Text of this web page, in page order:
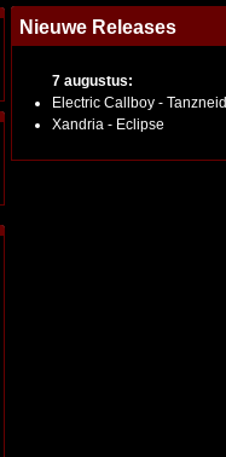
Nieuwe Releases
7 augustus:
Electric Callboy - Tanzneid
Xandria - Eclipse